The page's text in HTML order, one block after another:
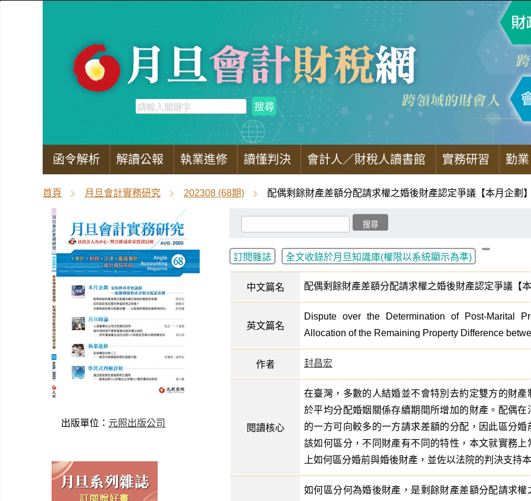
函令解析 解讀公報 執業進修 讀懂判決 會計人／財稅人讀書館 實務研習 勤
首頁 月旦會計實務研究 202308 (68期) 配偶剩餘財產差額分配請求權之婚後財產認定爭議【本月企劃
出版單位： 元照出版公司
訂閱雜誌 全文收錄於月旦知識庫(權限以系統顯示為準)
中文篇名 配偶剩餘財產差額分配請求權之婚後財產認定爭議【
英文篇名
Dispute over the Determination of Post-Marital
Allocation of the Remaining Property Difference
作者 封昌宏
閱讀核心
在臺灣，多數的人結婚並不會特別去約定雙方的財
於平均分配婚姻關係存續期間所增加的財產。配偶
的一方可向較多的一方請求差額的分配，因此區分
該如何區分，不同財產有不同的特性，本文就實務
上如何區分婚前與婚後財產，並佐以法院的判決支持
如何區分何為婚後財產，是剩餘財產差額分配請求